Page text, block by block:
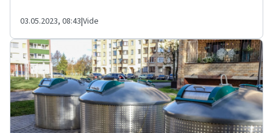
03.05.2023, 08:43|Vide